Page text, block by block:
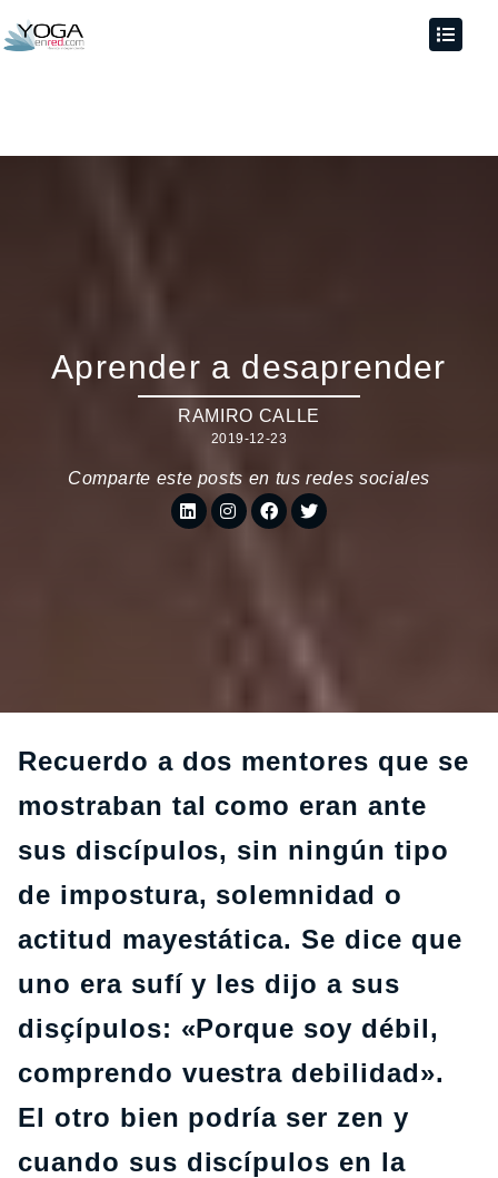
Aprender a desaprender
RAMIRO CALLE
2019-12-23
Comparte este posts en tus redes sociales
Recuerdo a dos mentores que se
mostraban tal como eran ante
sus discípulos, sin ningún tipo
de impostura, solemnidad o
actitud mayestática. Se dice que
uno era sufí y les dijo a sus
disçípulos: «Porque soy débil,
comprendo vuestra debilidad».
El otro bien podría ser zen y
cuando sus discípulos en la